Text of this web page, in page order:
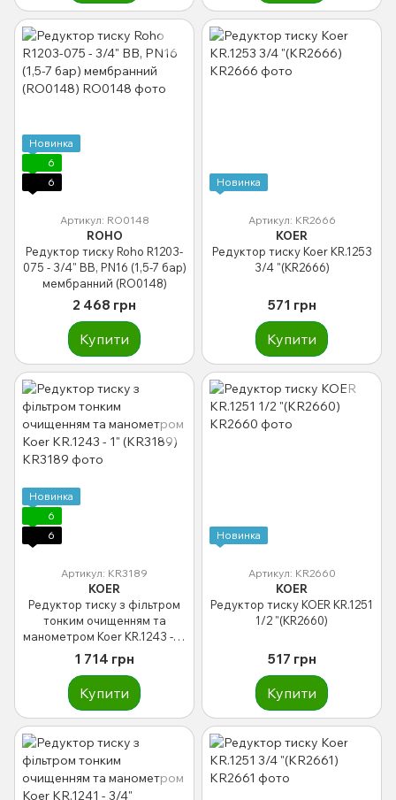
Новинка
6
6
Артикул: RO0148
ROHO
Редуктор тиску Roho R1203-
075 - 3/4" ВВ, PN16 (1,5-7 бар)
мембранний (RO0148)
2 468 грн
Купити
Новинка
Артикул: KR2666
KOER
Редуктор тиску Koer KR.1253
3/4 "(KR2666)
571 грн
Купити
Новинка
6
6
Артикул: KR3189
KOER
Редуктор тиску з фільтром
тонким очищенням та
манометром Koer KR.1243 - 1"
(KR3189)
1 714 грн
Купити
Новинка
Артикул: KR2660
KOER
Редуктор тиску KOER KR.1251
1/2 "(KR2660)
517 грн
Купити